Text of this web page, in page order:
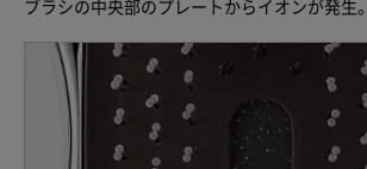
ブラシの中央部のプレートからイオンが発生。